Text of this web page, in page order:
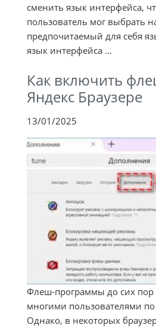
сменить язык интерфейса,
пользователь мог выбрать
предпочитаемый для себя
язык интерфейса ...
Как включить
Яндекс Браузере
13/01/2025
Флеш-программы до сих пор
многими пользователями
Однако, в некоторых